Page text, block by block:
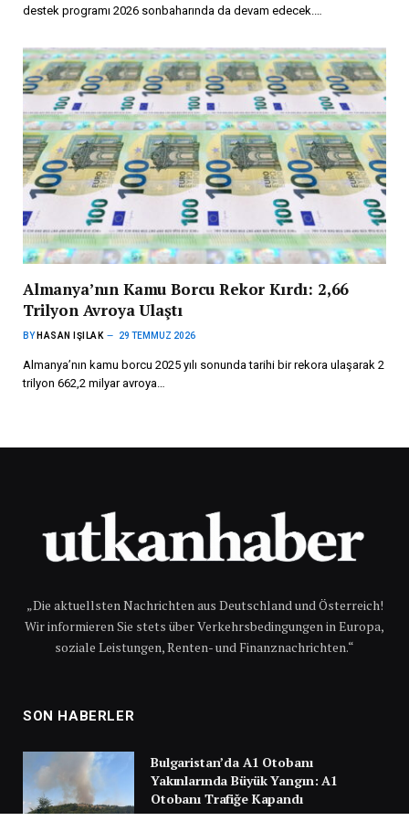
destek programı 2026 sonbaharında da devam edecek.…
Almanya’nın Kamu Borcu Rekor Kırdı: 2,66
Trilyon Avroya Ulaştı
BY HASAN IŞILAK 29 TEMMUZ 2026
Almanya’nın kamu borcu 2025 yılı sonunda tarihi bir rekora ulaşarak 2
trilyon 662,2 milyar avroya…
„Die aktuellsten Nachrichten aus Deutschland und Österreich!
Wir informieren Sie stets über Verkehrsbedingungen in Europa,
soziale Leistungen, Renten- und Finanznachrichten.“
SON HABERLER
Bulgaristan’da A1 Otobanı
Yakınlarında Büyük Yangın: A1
Otobanı Trafiğe Kapandı